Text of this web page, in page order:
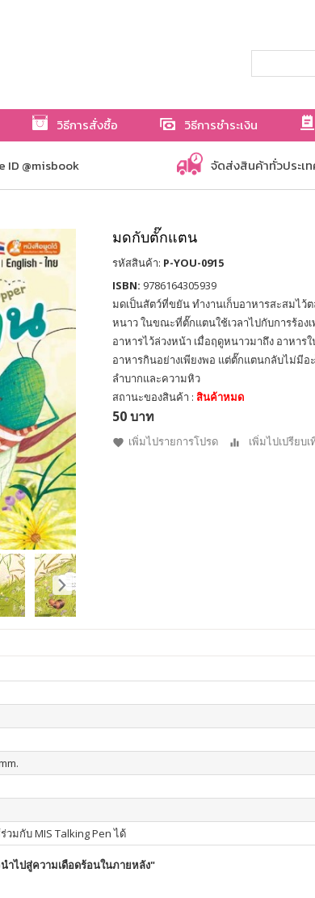
วิธีการสั่งซื้อ วิธีการชำระเงิน
ID @misbook จัดส่งสินค้าทั่วประเ
มดกับตั๊กแตน
รหัสสินค้า: P-YOU-0915
ISBN: 9786164305939
มดเป็นสัตว์ที่ขยัน ทำงานเก็บอาหารสะสมไว้
หนาว ในขณะที่ตั๊กแตนใช้เวลาไปกับการร้อง
อาหารไว้ล่วงหน้า เมื่อฤดูหนาวมาถึง อาหา
อาหารกินอย่างเพียงพอ แต่ตั๊กแตนกลับไม่มีอ
ลำบากและความหิว
สถานะของสินค้า : สินค้าหมด
50 บาท
เพิ่มไปรายการโปรด เพิ่มไปเปรียบ
วมกับ MIS Talking Pen ได้
ำไปสู่ความเดือดร้อนในภายหลัง"